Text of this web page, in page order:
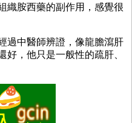
織胺西藥的副作用，感覺很
過中醫師辨證，像龍膽瀉肝
好，他只是一般性的疏肝、